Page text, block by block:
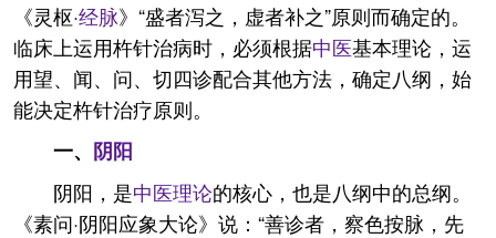
《灵枢·经脉》“盛者泻之，虚者补之”原则而确定的。
临床上运用杵针治病时，必须根据中医基本理论，运
用望、闻、问、切四诊配合其他方法，确定八纲，始
能决定杵针治疗原则。
一、 阴阳
阴阳，是中医理论的核心，也是八纲中的总纲。
《素问·阴阳应象大论》说：“善诊者，察色按脉，先